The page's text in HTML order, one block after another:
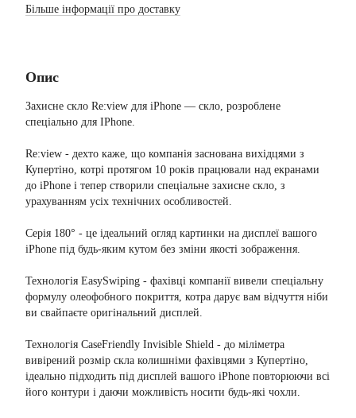
Більше інформації про доставку
Опис
Захисне скло Re:view для iPhone — скло, розроблене
спеціально для IPhone.
Re:view - дехто каже, що компанія заснована вихідцями з
Купертіно, котрі протягом 10 років працювали над екранами
до iPhone і тепер створили спеціальне захисне скло, з
урахуванням усіх технічних особливостей.
Серія 180° - це ідеальний огляд картинки на дисплеї вашого
iPhone під будь-яким кутом без зміни якості зображення.
Технологія EasySwiping - фахівці компанії вивели спеціальну
формулу олеофобного покриття, котра дарує вам відчуття ніби
ви свайпаєте оригінальний дисплей.
Технологія CaseFriendly Invisible Shield - до міліметра
вивірений розмір скла колишніми фахівцями з Купертіно,
ідеально підходить під дисплей вашого iPhone повторюючи всі
його контури і даючи можливість носити будь-які чохли.